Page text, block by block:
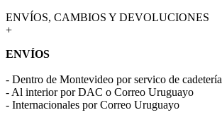
ENVÍOS, CAMBIOS Y DEVOLUCIONES
+
ENVÍOS
- Dentro de Montevideo por servico de cadetería
- Al interior por DAC o Correo Uruguayo
- Internacionales por Correo Uruguayo